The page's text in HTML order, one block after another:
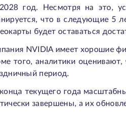
год. Несмотря на это,
что в следующие 5
будет оставаться
NVIDIA имеет хорошие
того, аналитики
период.
текущего года
завершены, а их